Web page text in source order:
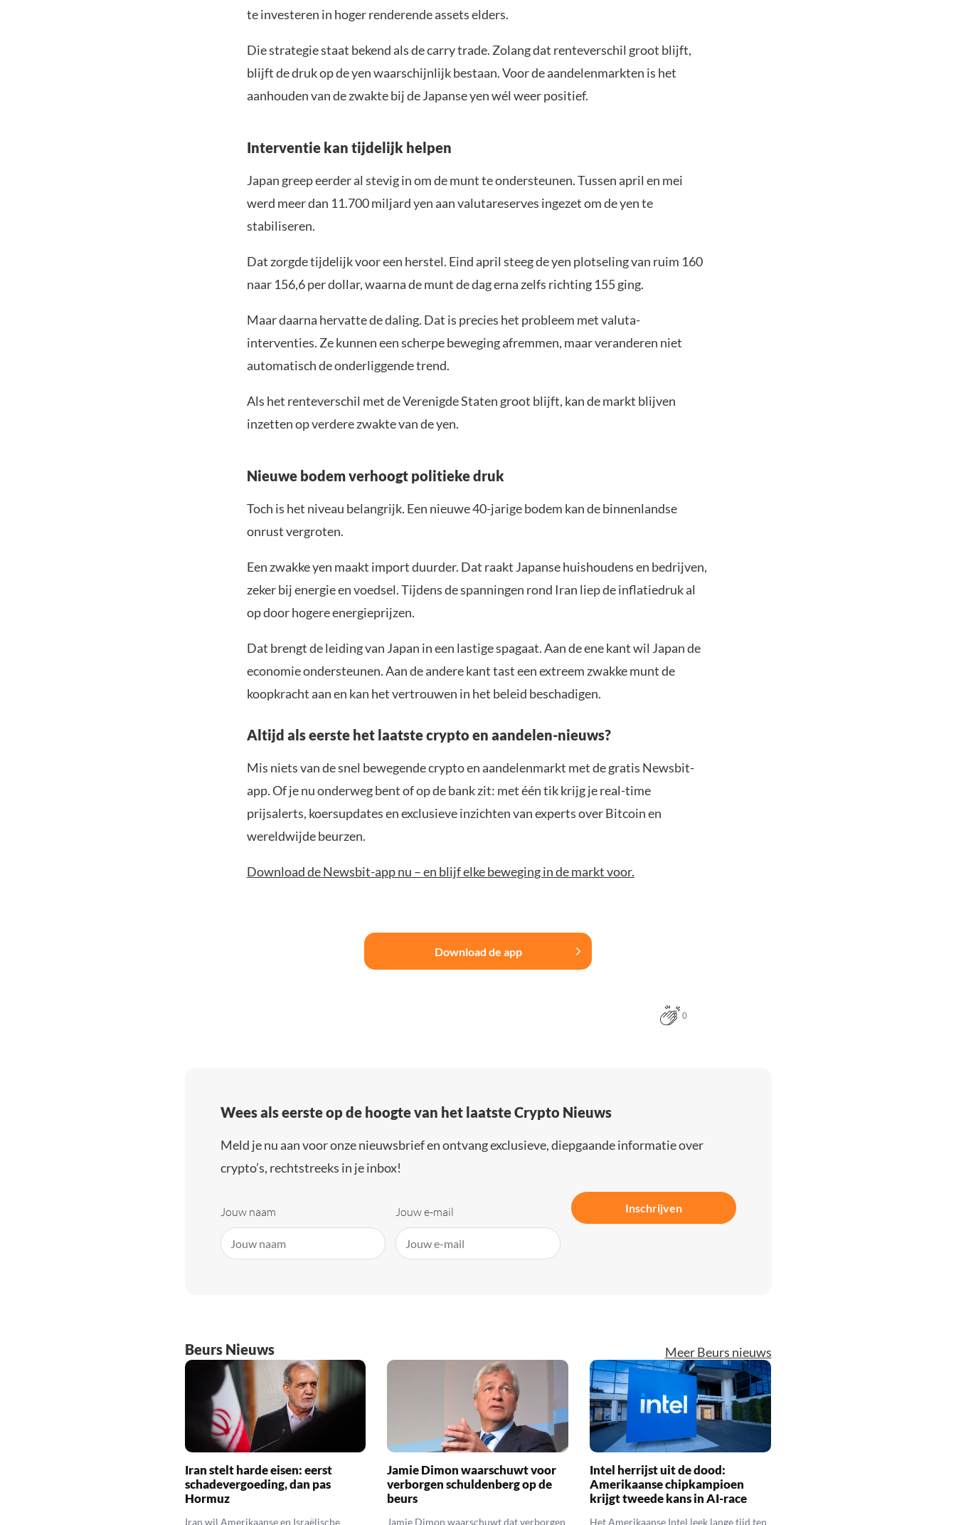
te investeren in hoger renderende assets elders.
Die strategie staat bekend als de carry trade. Zolang dat renteverschil groot blijft,
blijft de druk op de yen waarschijnlijk bestaan. Voor de aandelenmarkten is het
aanhouden van de zwakte bij de Japanse yen wél weer positief.
Interventie kan tijdelijk helpen
Japan greep eerder al stevig in om de munt te ondersteunen. Tussen april en mei
werd meer dan 11.700 miljard yen aan valutareserves ingezet om de yen te
stabiliseren.
Dat zorgde tijdelijk voor een herstel. Eind april steeg de yen plotseling van ruim 160
naar 156,6 per dollar, waarna de munt de dag erna zelfs richting 155 ging.
Maar daarna hervatte de daling. Dat is precies het probleem met valuta-
interventies. Ze kunnen een scherpe beweging afremmen, maar veranderen niet
automatisch de onderliggende trend.
Als het renteverschil met de Verenigde Staten groot blijft, kan de markt blijven
inzetten op verdere zwakte van de yen.
Nieuwe bodem verhoogt politieke druk
Toch is het niveau belangrijk. Een nieuwe 40-jarige bodem kan de binnenlandse
onrust vergroten.
Een zwakke yen maakt import duurder. Dat raakt Japanse huishoudens en bedrijven,
zeker bij energie en voedsel. Tijdens de spanningen rond Iran liep de inflatiedruk al
op door hogere energieprijzen.
Dat brengt de leiding van Japan in een lastige spagaat. Aan de ene kant wil Japan de
economie ondersteunen. Aan de andere kant tast een extreem zwakke munt de
koopkracht aan en kan het vertrouwen in het beleid beschadigen.
Altijd als eerste het laatste crypto en aandelen-nieuws?
Mis niets van de snel bewegende crypto en aandelenmarkt met de gratis Newsbit-
app. Of je nu onderweg bent of op de bank zit: met één tik krijg je real-time
prijsalerts, koersupdates en exclusieve inzichten van experts over Bitcoin en
wereldwijde beurzen.
Download de Newsbit-app nu – en blijf elke beweging in de markt voor.
Download de app
0
Wees als eerste op de hoogte van het laatste Crypto Nieuws
Meld je nu aan voor onze nieuwsbrief en ontvang exclusieve, diepgaande informatie over
crypto’s, rechtstreeks in je inbox!
Jouw naam Jouw e-mail Inschrijven
Beurs Nieuws Meer Beurs nieuws
Iran stelt harde eisen: eerst
schadevergoeding, dan pas
Hormuz
Iran wil Amerikaanse en Israëlische
Jamie Dimon waarschuwt voor
verborgen schuldenberg op de
beurs
Jamie Dimon waarschuwt dat verborgen
Intel herrijst uit de dood:
Amerikaanse chipkampioen
krijgt tweede kans in AI-race
Het Amerikaanse Intel leek lange tijd ten